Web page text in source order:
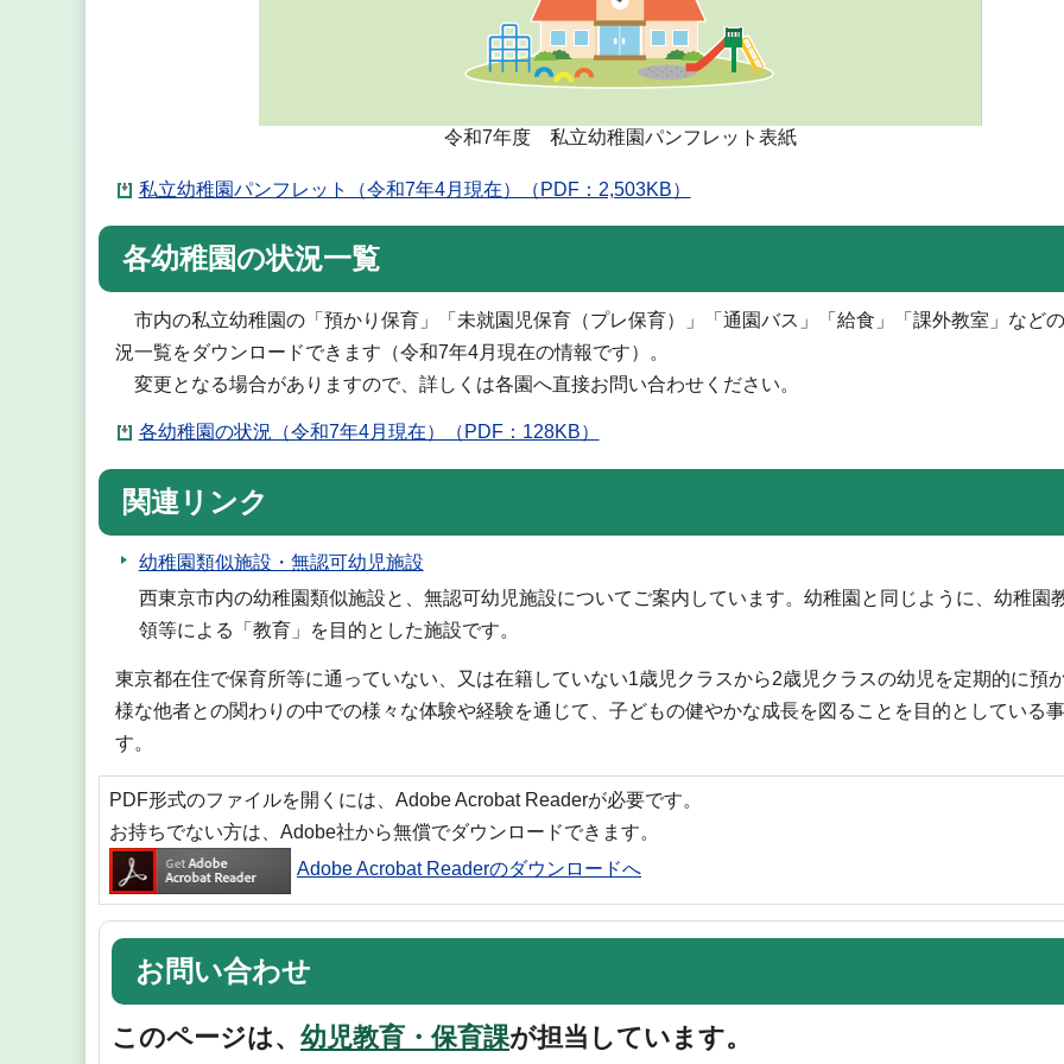
令和7年度 私立幼稚園パンフレット表紙
私立幼稚園パンフレット（令和7年4月現在）（PDF：2,503KB）
各幼稚園の状況一覧
市内の私立幼稚園の「預かり保育」「未就園児保育（プレ保育）」「通園バス」「給食」「課外教室」など
況一覧をダウンロードできます（令和7年4月現在の情報です）。
変更となる場合がありますので、詳しくは各園へ直接お問い合わせください。
各幼稚園の状況（令和7年4月現在）（PDF：128KB）
関連リンク
幼稚園類似施設・無認可幼児施設
西東京市内の幼稚園類似施設と、無認可幼児施設についてご案内しています。幼稚園と同じように、幼稚園
領等による「教育」を目的とした施設です。
東京都在住で保育所等に通っていない、又は在籍していない1歳児クラスから2歳児クラスの幼児を定期的に預
様な他者との関わりの中での様々な体験や経験を通じて、子どもの健やかな成長を図ることを目的としている
す。
PDF形式のファイルを開くには、Adobe Acrobat Readerが必要です。
お持ちでない方は、Adobe社から無償でダウンロードできます。
Adobe Acrobat Readerのダウンロードへ
お問い合わせ
このページは、 幼児教育・保育課が担当しています。